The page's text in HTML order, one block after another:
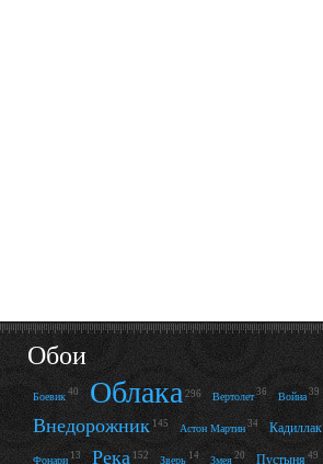
Обои
Боевик 40 Облака 296 Вертолет 36 Война 39
Внедорожник 145 Астон Мартин 34 Кадиллак
Фонари 13 Река 152 Зверь 14 Змея 20 Пустыня 49